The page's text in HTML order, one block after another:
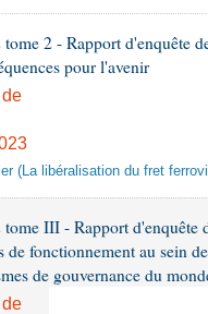
loi
de loi
sur l'application des lois
de l’application des lois
législatures
les sites publics
et plan d'accès
de droit
tome 2 - Rapport d'enquête
pour l'avenir
de
(La libéralisation du fret
tome III - Rapport
de fonctionnement au sein
de gouvernance du
de